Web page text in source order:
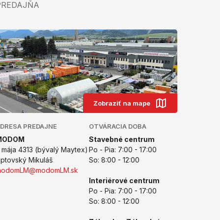
Zobraziť na mape
PREDAJNE
mája 4313 (bývalý Maytex)
Mikuláš
OTVÁRACIA DOBA
Stavebné centrum
Po - Pia: 7:00 - 17:00
So: 8:00 - 12:00
Interiérové centrum
Po - Pia: 7:00 - 17:00
So: 8:00 - 12:00